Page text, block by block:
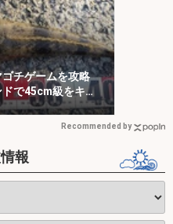
チゲームを攻略
ドで45cm級をキャ
Recommended by
報